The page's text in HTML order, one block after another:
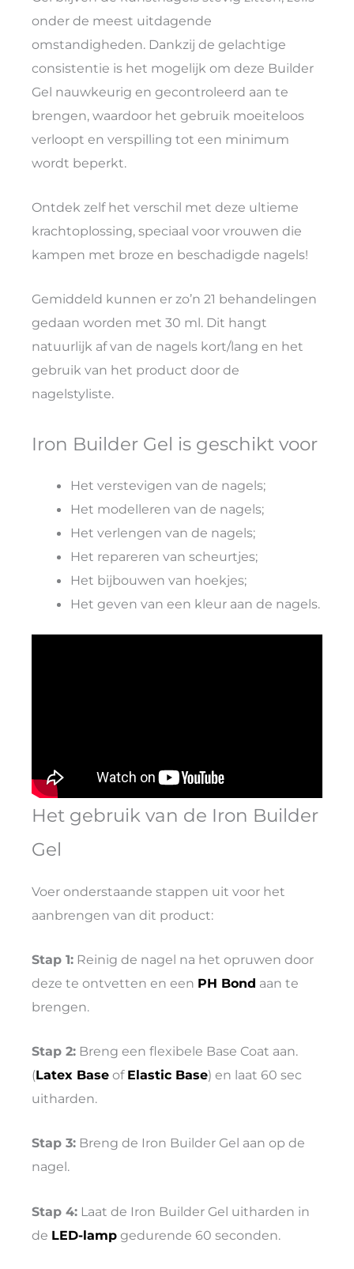
onder de meest uitdagende
omstandigheden. Dankzij de gelachtige
consistentie is het mogelijk om deze Builder
Gel nauwkeurig en gecontroleerd aan te
brengen, waardoor het gebruik moeiteloos
verloopt en verspilling tot een minimum
wordt beperkt.
Ontdek zelf het verschil met deze ultieme
krachtoplossing, speciaal voor vrouwen die
kampen met broze en beschadigde nagels!
Gemiddeld kunnen er zo’n 21 behandelingen
gedaan worden met 30 ml. Dit hangt
natuurlijk af van de nagels kort/lang en het
gebruik van het product door de
nagelstyliste.
Iron Builder Gel is geschikt voor
Het verstevigen van de nagels;
Het modelleren van de nagels;
Het verlengen van de nagels;
Het repareren van scheurtjes;
Het bijbouwen van hoekjes;
Het geven van een kleur aan de nagels.
Het gebruik van de Iron Builder
Gel
Voer onderstaande stappen uit voor het
aanbrengen van dit product:
Stap 1: Reinig de nagel na het opruwen door
deze te ontvetten en een PH Bond aan te
brengen.
Stap 2: Breng een flexibele Base Coat aan.
(Latex Base of Elastic Base) en laat 60 sec
uitharden.
Stap 3: Breng de Iron Builder Gel aan op de
nagel.
Stap 4: Laat de Iron Builder Gel uitharden in
de LED-lamp gedurende 60 seconden.